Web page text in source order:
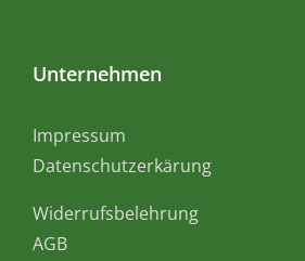
Unternehmen
Impressum
Datenschutzerkärung
Widerrufsbelehrung
AGB